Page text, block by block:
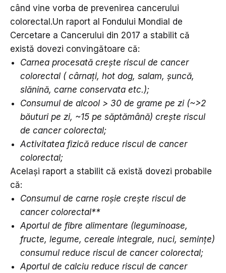
când vine vorba de prevenirea cancerului
colorectal.Un raport al Fondului Mondial de
Cercetare a Cancerului din 2017 a stabilit că
există dovezi convingătoare că:
Carnea procesată crește riscul de cancer
colorectal ( cârnați, hot dog, salam, șuncă,
slănină, carne conservata etc.);
Consumul de alcool > 30 de grame pe zi (~>2
băuturi pe zi, ~15 pe săptămână) crește riscul
de cancer colorectal;
Activitatea fizică reduce riscul de cancer
colorectal;
Același raport a stabilit că există dovezi probabile
că:
Consumul de carne roșie crește riscul de
cancer colorectal**
Aportul de fibre alimentare (leguminoase,
fructe, legume, cereale integrale, nuci, semințe)
consumul reduce riscul de cancer colorectal;
Aportul de calciu reduce riscul de cancer